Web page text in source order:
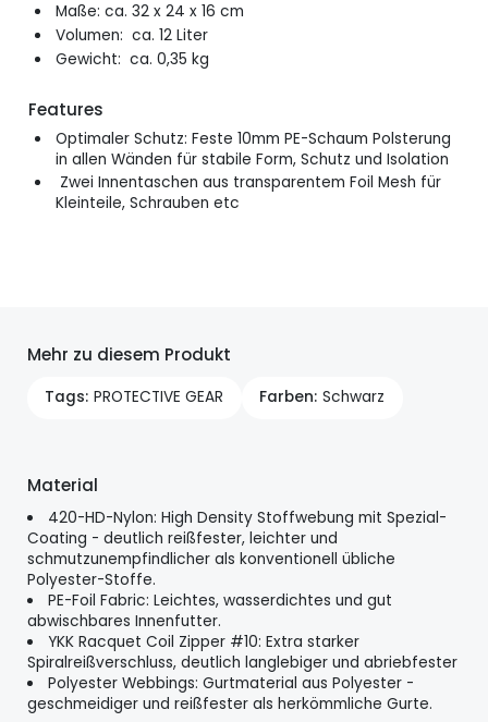
Maße: ca. 32 x 24 x 16 cm
Volumen: ca. 12 Liter
Gewicht: ca. 0,35 kg
Features
Optimaler Schutz: Feste 10mm PE-Schaum Polsterung
in allen Wänden für stabile Form, Schutz und Isolation
Zwei Innentaschen aus transparentem Foil Mesh für
Kleinteile, Schrauben etc
Mehr zu diesem Produkt
Tags PROTECTIVE GEAR Farben Schwarz
Material
420-HD-Nylon: High Density Stoffwebung mit Spezial-
Coating - deutlich reißfester, leichter und
schmutzunempfindlicher als konventionell übliche
Polyester-Stoffe.
PE-Foil Fabric: Leichtes, wasserdichtes und gut
abwischbares Innenfutter.
YKK Racquet Coil Zipper #10: Extra starker
Spiralreißverschluss, deutlich langlebiger und abriebfester
Polyester Webbings: Gurtmaterial aus Polyester -
geschmeidiger und reißfester als herkömmliche Gurte.